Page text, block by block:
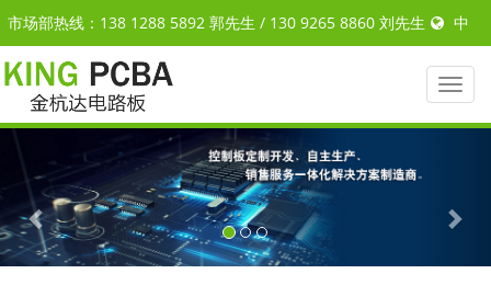
市场部热线：138 1288 5892 郭先生 / 130 9265 8860 刘先生 中
ENGLISH
Toggle